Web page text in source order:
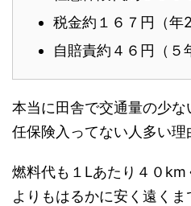
税金約１６７円（年
自賠責約４６円（５
本当に田舎で交通量の少
任保険入ってない人多い理
燃料代も１Lあたり４０
よりもはるかに安く遠くま